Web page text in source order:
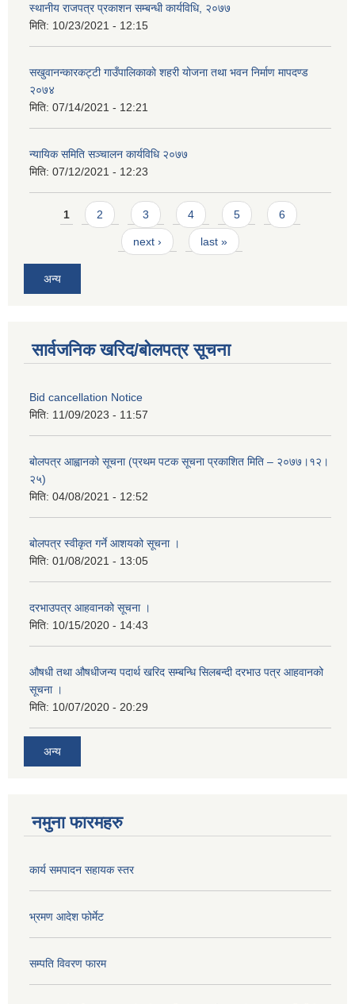
स्थानीय राजपत्र प्रकाशन सम्बन्धी कार्यविधि, २०७७
मिति: 10/23/2021 - 12:15
सखुवानन्कारकट्टी गाउँपालिकाकाे शहरी योजना तथा भवन निर्माण मापदण्ड
२०७४
मिति: 07/14/2021 - 12:21
न्यायिक समिति सञ्चालन कार्यविधि २०७७
मिति: 07/12/2021 - 12:23
Pages
1 2 3 4 5 6
next › last »
अन्य
सार्वजनिक खरिद/बोलपत्र सूचना
Bid cancellation Notice
मिति: 11/09/2023 - 11:57
बोलपत्र आह्वानको सूचना (प्रथम पटक सूचना प्रकाशित मिति – २०७७।१२।
२५)
मिति: 04/08/2021 - 12:52
बोलपत्र स्वीकृत गर्ने आशयको सूचना ।
मिति: 01/08/2021 - 13:05
दरभाउपत्र आहवानको सूचना ।
मिति: 10/15/2020 - 14:43
औषधी तथा औषधीजन्य पदार्थ खरिद सम्बन्धि सिलबन्दी दरभाउ पत्र आहवानको
सूचना ।
मिति: 10/07/2020 - 20:29
अन्य
नमुना फारमहरु
कार्य समपादन सहायक स्तर
भ्रमण आदेश फोर्मेट
सम्पति विवरण फारम